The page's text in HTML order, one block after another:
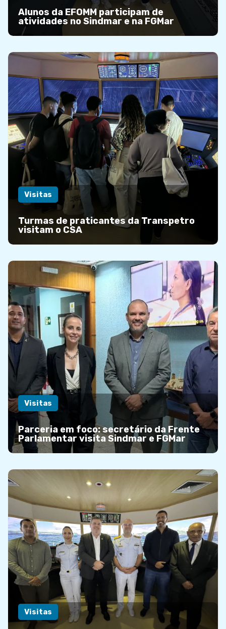
Alunos da EFOMM participam de
atividades no Sindmar e na FGMar
Visitas
Turmas de praticantes da Transpetro
visitam o CSA
Visitas
Parceria em foco: secretário da Frente
Parlamentar visita Sindmar e FGMar
Visitas